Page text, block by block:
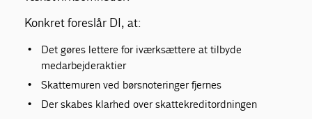
Konkret foreslår DI, at:
Det gøres lettere for iværksættere at tilbyde
medarbejderaktier
Skattemuren ved børsnoteringer fjernes
Der skabes klarhed over skattekreditordningen